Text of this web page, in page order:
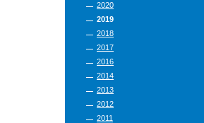
2020
2019
2018
2017
2016
2014
2013
2012
2011